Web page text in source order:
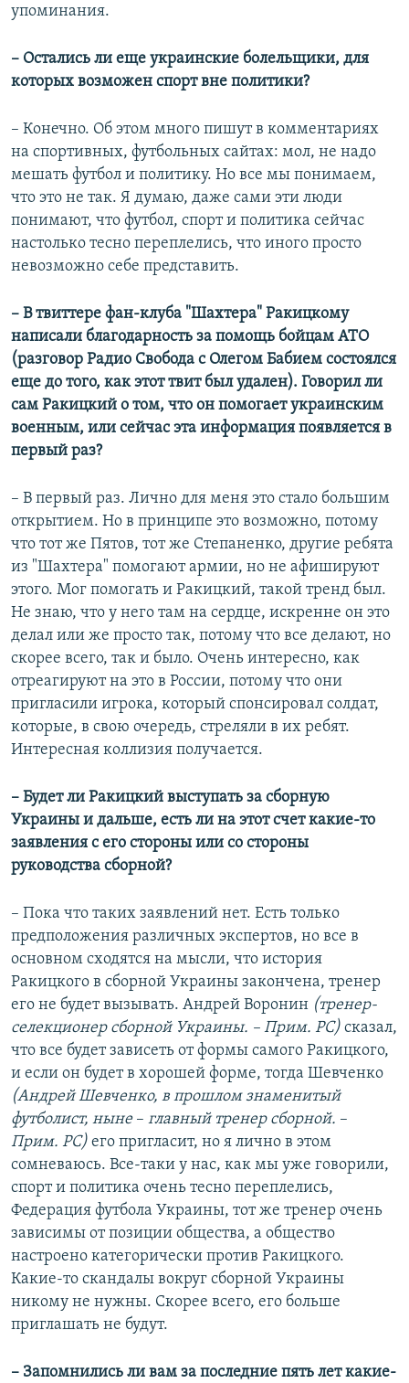
упоминания.
– Остались ли еще украинские болельщики, для
которых возможен спорт вне политики?
– Конечно. Об этом много пишут в комментариях
на спортивных, футбольных сайтах: мол, не надо
мешать футбол и политику. Но все мы понимаем,
что это не так. Я думаю, даже сами эти люди
понимают, что футбол, спорт и политика сейчас
настолько тесно переплелись, что иного просто
невозможно себе представить.
– В твиттере фан-клуба "Шахтера" Ракицкому
написали благодарность за помощь бойцам АТО
(разговор Радио Свобода с Олегом Бабием состоялся
еще до того, как этот твит был удален). Говорил ли
сам Ракицкий о том, что он помогает украинским
военным, или сейчас эта информация появляется в
первый раз?
– В первый раз. Лично для меня это стало большим
открытием. Но в принципе это возможно, потому
что тот же Пятов, тот же Степаненко, другие ребята
из "Шахтера" помогают армии, но не афишируют
этого. Мог помогать и Ракицкий, такой тренд был.
Не знаю, что у него там на сердце, искренне он это
делал или же просто так, потому что все делают, но
скорее всего, так и было. Очень интересно, как
отреагируют на это в России, потому что они
пригласили игрока, который спонсировал солдат,
которые, в свою очередь, стреляли в их ребят.
Интересная коллизия получается.
– Будет ли Ракицкий выступать за сборную
Украины и дальше, есть ли на этот счет какие-то
заявления с его стороны или со стороны
руководства сборной?
– Пока что таких заявлений нет. Есть только
предположения различных экспертов, но все в
основном сходятся на мысли, что история
Ракицкого в сборной Украины закончена, тренер
его не будет вызывать. Андрей Воронин (тренер-
селекционер сборной Украины. – Прим. РС) сказал,
что все будет зависеть от формы самого Ракицкого,
и если он будет в хорошей форме, тогда Шевченко
(Андрей Шевченко, в прошлом знаменитый
футболист, ныне –​ главный тренер сборной. –​
Прим. РС) его пригласит, но я лично в этом
сомневаюсь. Все-таки у нас, как мы уже говорили,
спорт и политика очень тесно переплелись,
Федерация футбола Украины, тот же тренер очень
зависимы от позиции общества, а общество
настроено категорически против Ракицкого.
Какие-то скандалы вокруг сборной Украины
никому не нужны. Скорее всего, его больше
приглашать не будут.
– Запомнились ли вам за последние пять лет какие-